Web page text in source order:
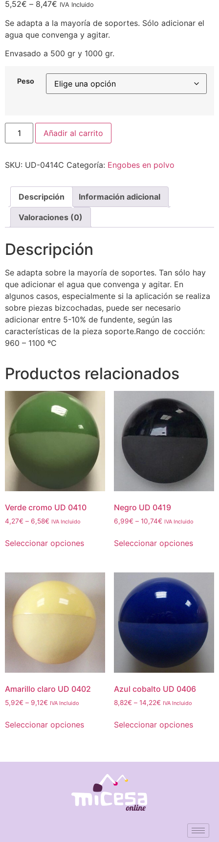
5,52€ – 8,47€ IVA Incluido
Se adapta a la mayoría de soportes. Sólo adicionar el
agua que convenga y agitar.
Envasado a 500 gr y 1000 gr.
Peso
Añadir al carrito
SKU: UD-0414C Categoría: Engobes en polvo
Descripción Información adicional
Valoraciones (0)
Descripción
Se adapta sobre la mayoría de soportes. Tan sólo hay
que adicionar el agua que convenga y agitar. En
algunos casos, especialmente si la aplicación se realiza
sobre piezas bizcochadas, puede ser necesario
adicionar entre 5-10% de fundente, según las
características de la pieza soporte.Rango de cocción:
960 – 1100 ºC
Productos relacionados
Verde cromo UD 0410
4,27€ – 6,58€ IVA Incluido
Seleccionar opciones
Negro UD 0419
6,99€ – 10,74€ IVA Incluido
Seleccionar opciones
Amarillo claro UD 0402
5,92€ – 9,12€ IVA Incluido
Seleccionar opciones
Azul cobalto UD 0406
8,82€ – 14,22€ IVA Incluido
Seleccionar opciones